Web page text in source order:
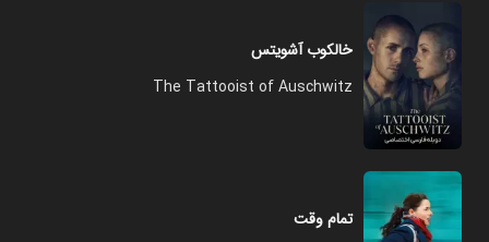
خالکوب آشویتس
The Tattooist of Auschwitz
تمام وقت